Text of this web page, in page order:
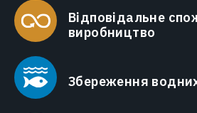
Відповідальне
виробництво
Збереження